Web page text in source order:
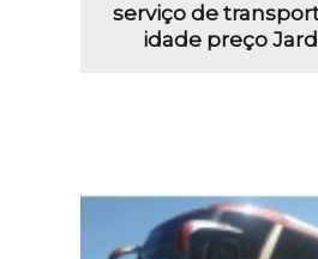
serviço de
idade preço